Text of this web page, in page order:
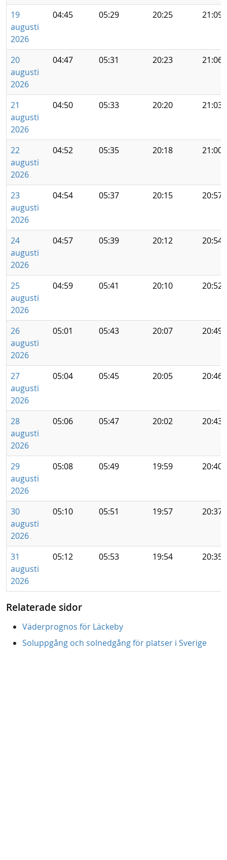
19
augusti
2026
04:45 05:29 20:25 21:09
20
augusti
2026
04:47 05:31 20:23 21:06
21
augusti
2026
04:50 05:33 20:20 21:03
22
augusti
2026
04:52 05:35 20:18 21:00
23
augusti
2026
04:54 05:37 20:15 20:57
24
augusti
2026
04:57 05:39 20:12 20:54
25
augusti
2026
04:59 05:41 20:10 20:52
26
augusti
2026
05:01 05:43 20:07 20:49
27
augusti
2026
05:04 05:45 20:05 20:46
28
augusti
2026
05:06 05:47 20:02 20:43
29
augusti
2026
05:08 05:49 19:59 20:40
30
augusti
2026
05:10 05:51 19:57 20:37
31
augusti
2026
05:12 05:53 19:54 20:35
Relaterade sidor
Väderprognos för Läckeby
Soluppgång och solnedgång för platser i Sverige